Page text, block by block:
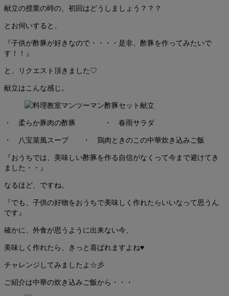
献立の授業の時の、初回はどうしましょう？？？
とお伺いすると、
『子供が酢豚が好きなので・・・・是非、酢豚を作ってみたいで
す！！』
と、リクエスト頂きました♡
献立はこんな感じ。
・ 柔らか豚肉の酢豚 ・ 春雨サラダ
・ 八宝菜風スープ ・ 鶏肉ときのこの中華炊き込みご飯
『おうちでは、美味しい酢豚を作る自信がなくって今まで避けてき
ました・・』
なるほど、ですね。
『でも、子供の好物をおうちで美味しく作れたらいいなって思うん
です』
確かに、外食が思うように出来ない今、
美味しく作れたら、きっと喜ばれますよね♥
チャレンジしてみましたよ☆彡
ご紹介は中華の炊き込みご飯から・・・